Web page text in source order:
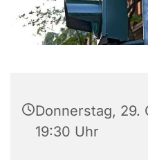
Donnerstag, 29.
19:30 Uhr